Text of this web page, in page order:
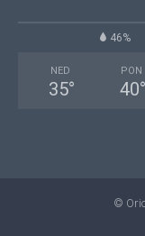
46%
NED
35°
PON
40°
©